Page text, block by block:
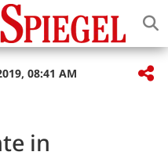
08:41 AM
in